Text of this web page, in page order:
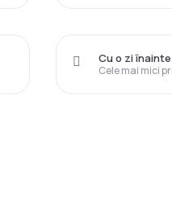
Cele mai mici
Cu o zi înainte